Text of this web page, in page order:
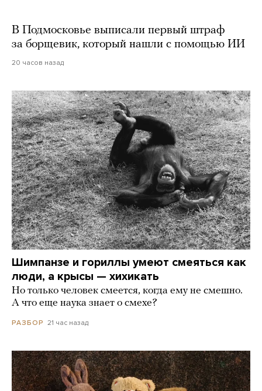
В Подмосковье выписали первый штраф
за борщевик, который нашли с помощью ИИ
20 часов назад
Шимпанзе и гориллы умеют смеяться как
люди, а крысы — хихикать
Но только человек смеется, когда ему не смешно.
А что еще наука знает о смехе?
РАЗБОР 21 час назад